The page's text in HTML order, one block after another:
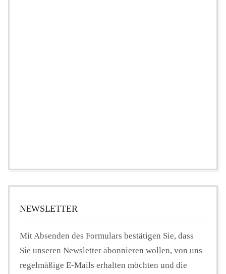
NEWSLETTER
Mit Absenden des Formulars bestätigen Sie, dass
Sie unseren Newsletter abonnieren wollen, von uns
regelmäßige E-Mails erhalten möchten und die